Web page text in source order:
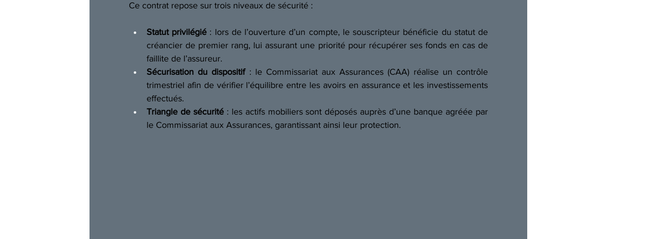
Ce contrat repose sur trois niveaux de sécurité :
Statut privilégié : lors de l’ouverture d’un compte, le souscripteur bénéficie du statut de
créancier de premier rang, lui assurant une priorité pour récupérer ses fonds en cas de
faillite de l’assureur.
Sécurisation du dispositif : le Commissariat aux Assurances (CAA) réalise un contrôle
trimestriel afin de vérifier l’équilibre entre les avoirs en assurance et les investissements
effectués.
Triangle de sécurité : les actifs mobiliers sont déposés auprès d’une banque agréée par
le Commissariat aux Assurances, garantissant ainsi leur protection.